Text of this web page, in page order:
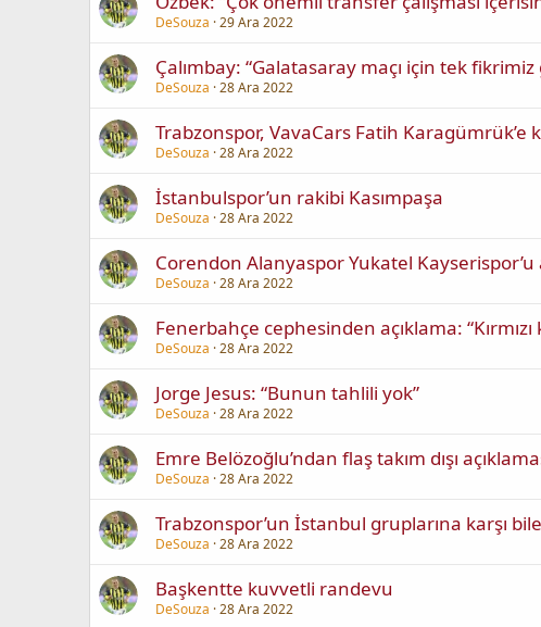
DeSouza 29 Ara 2022
Çalımbay: “Galatasaray maçı için tek
DeSouza 28 Ara 2022
Trabzonspor, VavaCars Fatih Karagümrük’e
DeSouza 28 Ara 2022
İstanbulspor’un rakibi Kasımpaşa
DeSouza 28 Ara 2022
Corendon Alanyaspor Yukatel Kayserispor’u
DeSouza 28 Ara 2022
Fenerbahçe cephesinden açıklama:
DeSouza 28 Ara 2022
Jorge Jesus: “Bunun tahlili yok”
DeSouza 28 Ara 2022
Emre Belözoğlu’ndan flaş takım dışı
DeSouza 28 Ara 2022
Trabzonspor’un İstanbul gruplarına karşı
DeSouza 28 Ara 2022
Başkentte kuvvetli randevu
DeSouza 28 Ara 2022